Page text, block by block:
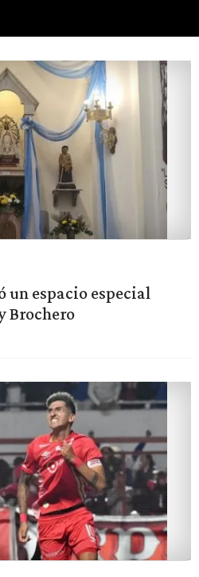
un espacio especial
Brochero